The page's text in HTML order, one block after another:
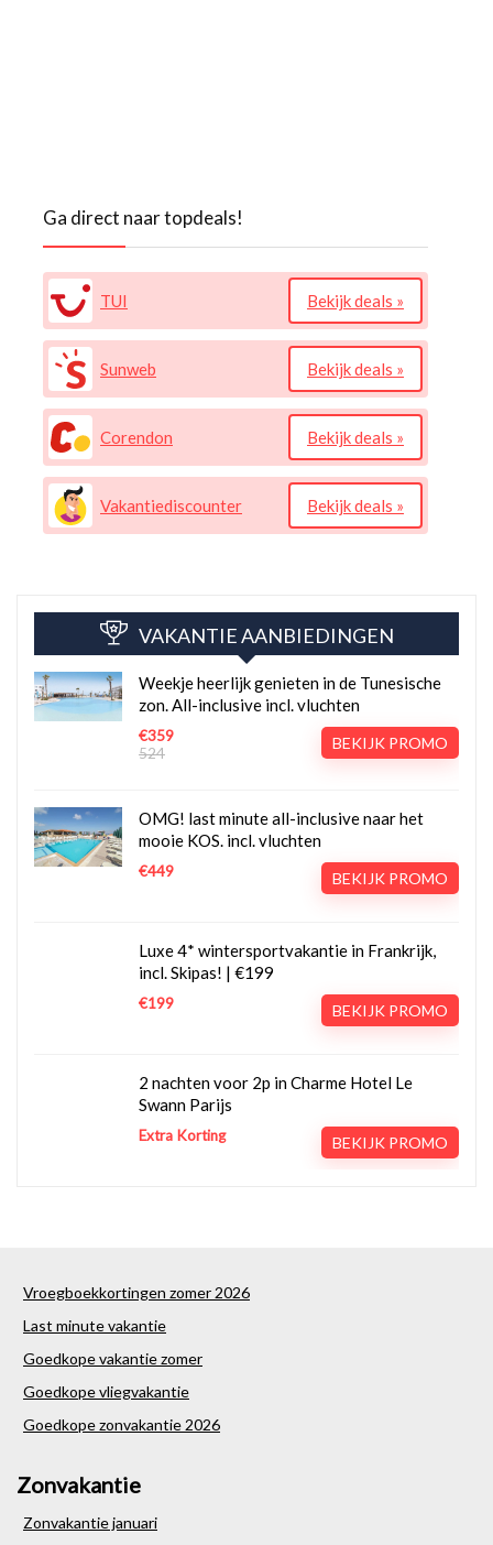
Ga direct naar topdeals!
TUI Bekijk deals »
Sunweb Bekijk deals »
Corendon Bekijk deals »
Vakantiediscounter Bekijk deals »
VAKANTIE AANBIEDINGEN
Weekje heerlijk genieten in de Tunesische
zon. All-inclusive incl. vluchten
€359
524
BEKIJK PROMO
OMG! last minute all-inclusive naar het
mooie KOS. incl. vluchten
€449 BEKIJK PROMO
Luxe 4* wintersportvakantie in Frankrijk,
incl. Skipas! | €199
€199 BEKIJK PROMO
2 nachten voor 2p in Charme Hotel Le
Swann Parijs
Extra Korting BEKIJK PROMO
Vroegboekkortingen zomer 2026
Last minute vakantie
Goedkope vakantie zomer
Goedkope vliegvakantie
Goedkope zonvakantie 2026
Zonvakantie
Zonvakantie januari